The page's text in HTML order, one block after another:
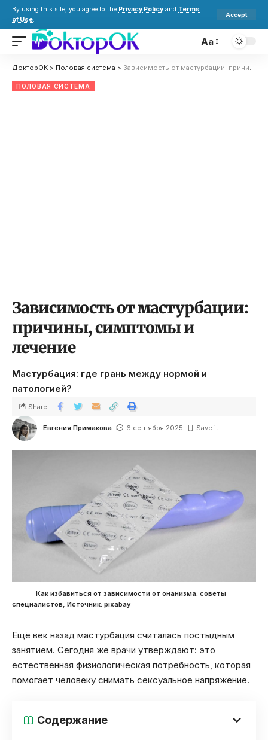
By using this site, you agree to the Privacy Policy and Terms
of Use.
Accept
Aa
ДокторОК > Половая система > Зависимость от мастурбации: причины, симптомы и лечение
ПОЛОВАЯ СИСТЕМА
Зависимость от мастурбации:
причины, симптомы и
лечение
Мастурбация: где грань между нормой и
патологией?
Евгения Примакова 6 сентября 2025
Share
Как избавиться от зависимости от онанизма: советы
специалистов, Источник: pixabay
Ещё век назад мастурбация считалась постыдным
занятием. Сегодня же врачи утверждают: это
естественная физиологическая потребность, которая
помогает человеку снимать сексуальное напряжение.
Содержание